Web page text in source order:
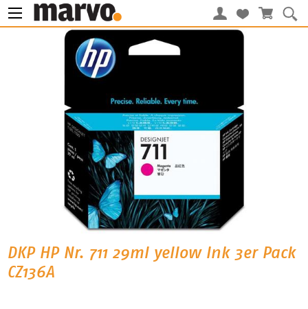
DKP HP Nr. 711 29ml yellow Ink 3er Pack
CZ136A